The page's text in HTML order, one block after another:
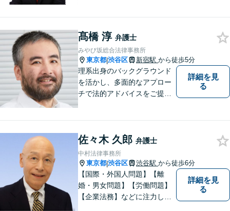
髙橋 淳 弁護士
みやび坂総合法律事務所
東京都|渋谷区 新宿駅 から徒歩5分
理系出身のバックグラウンド
を活かし、多面的なアプロー
チで法的アドバイスをご提供
詳細を見
る
佐々木 久郎 弁護士
中村法律事務所
東京都|渋谷区 渋谷駅 から徒歩6分
【国際・外国人問題】【離
婚・男女問題】【労働問題】
【企業法務】などに注力して
詳細を見
る